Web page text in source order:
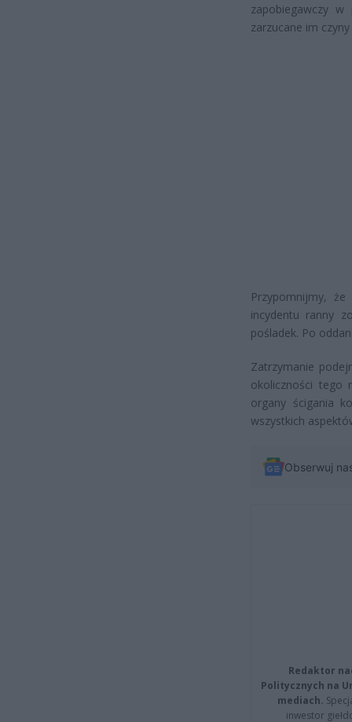
zapobiegawczy
zarzucane im
Przypomnijmy,
incydentu ranny
pośladek. Po
Zatrzymanie
okoliczności tego
organy ścigania
wszystkich
Obserwuj
Redaktor
Politycznych na
mediach.
inwestor